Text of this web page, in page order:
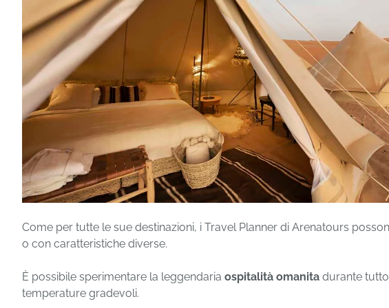
Come per tutte le sue destinazioni, i Travel Planner di Arenatours
o con caratteristiche diverse.
È possibile sperimentare la leggendaria ospitalità omanita durante
temperature gradevoli.